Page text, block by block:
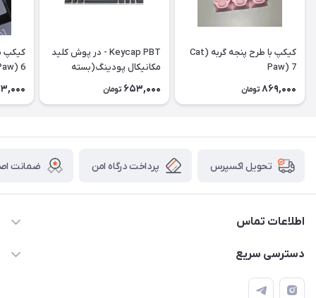
کیکپ با طرح پنجه گربه (Cat
Paw) 7
869,000 تومان
Keycap PBT - در پوش کلید
مکانیکال پودینگ(بسته
الحاقی) Extra Pudding
653,000 تومان
6
تحویل اکسپرس پرداخت درگاه امن ضمانت
اطلاعات تماس
09120992668
info@jadookb.com
دسترسی سریع
حساب کاربری